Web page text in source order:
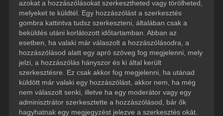
azokat a hozzászólásokat szerkesztheted vagy törölheted,
melyeket te küldtél. Egy hozzászólást a szerkesztés
gombra kattintva tudsz szerkeszteni, általában csak a
beküldés utáni korlátozott időtartamban. Abban az
esetben, ha valaki már válaszolt a hozzászólásodra, a
hozzászólásod alatt egy apró szöveg fog megjelenni, mely
jelzi, a hozzászólás hányszor és ki által került
szerkesztésre. Ez csak akkor fog megjelenni, ha utánad
küldött már valaki egy hozzászólást, akkor nem, ha még
nem válaszolt senki, illetve ha egy moderátor vagy egy
adminisztrátor szerkesztette a hozzászólásod, bár ők
hagyhatnak egy megjegyzést jelezve a szerkesztés okát.